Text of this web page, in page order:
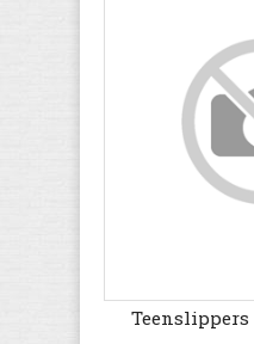
Teenslippers